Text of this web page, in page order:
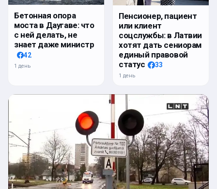
Бетонная опора
моста в Даугаве: что
с ней делать, не
знает даже министр
42
1 день
Пенсионер, пациент
или клиент
соцслужбы: в Латвии
хотят дать сениорам
единый правовой
статус
33
1 день